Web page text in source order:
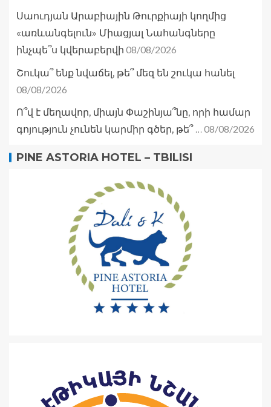
Սաուդյան Արաբիային Թուրքիայի կողմից
«առևանգելուն» Միացյալ Նահանգները
ինչպե՞ս կվերաբերվի 08/08/2026
Շուկա՞ ենք նվաճել, թե՞ մեզ են շուկա հանել
08/08/2026
Ո՞վ է մեղավոր, միայն Փաշինյա՞նը, որի համար
գոյություն չունեն կարմիր գծեր, թե՞ … 08/08/2026
PINE ASTORIA HOTEL – TBILISI